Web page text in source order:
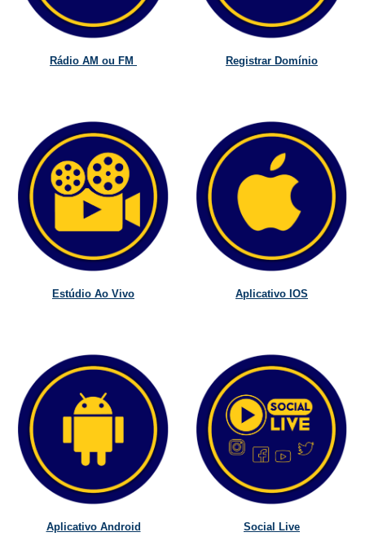
Rádio AM ou FM Registrar Domínio
Estúdio Ao Vivo Aplicativo IOS
Aplicativo Android Social Live